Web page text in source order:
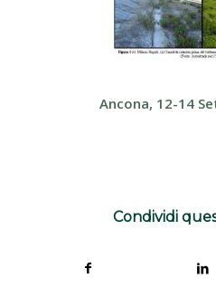
Ancona, 12-14
Condividi